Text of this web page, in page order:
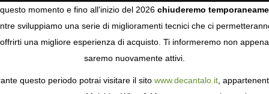
COOKIES
come i cookie per personalizzare e mejorar la tua
sulla privacy
per saperne di più, o gestisci le tue
Consenso.
momento e fino all'inizio del 2026 chiuderemo
sviluppiamo una serie di miglioramenti tecnici che ci
offrirti una migliore esperienza di acquisto. Ti informeremo non appena
saremo nuovamente attivi.
questo periodo potrai visitare il sito www.decantalo.it,